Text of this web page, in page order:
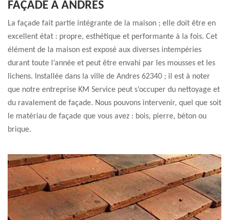
FAÇADE À ANDRES
La façade fait partie intégrante de la maison ; elle doit être en
excellent état : propre, esthétique et performante à la fois. Cet
élément de la maison est exposé aux diverses intempéries
durant toute l’année et peut être envahi par les mousses et les
lichens. Installée dans la ville de Andres 62340 ; il est à noter
que notre entreprise KM Service peut s’occuper du nettoyage et
du ravalement de façade. Nous pouvons intervenir, quel que soit
le matériau de façade que vous avez : bois, pierre, béton ou
brique.